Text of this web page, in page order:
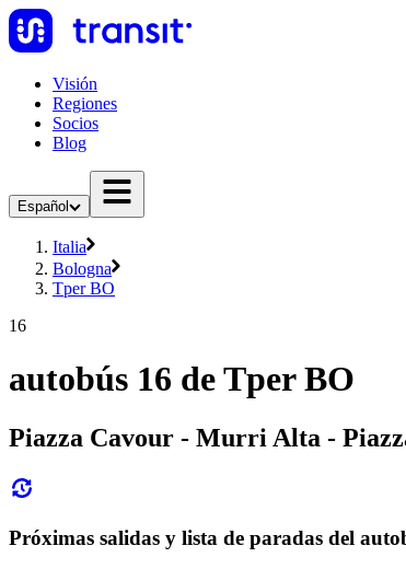
Visión
Regiones
Socios
Blog
Español
Italia
Bologna
Tper BO
16
autobús 16 de Tper BO
Piazza Cavour - Murri Alta -
Próximas salidas y lista de paradas del